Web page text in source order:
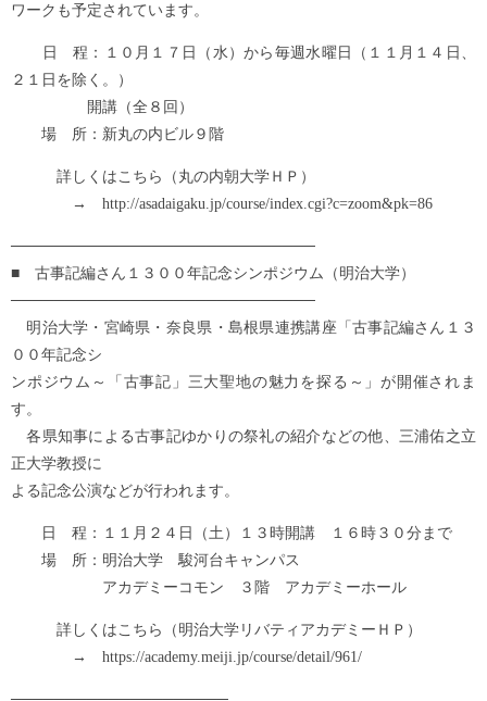
ワークも予定されています。
日 程：１０月１７日（水）から毎週水曜日（１１月１４日、
２１日を除く。）
開講（全８回）
場 所：新丸の内ビル９階
詳しくはこちら（丸の内朝大学ＨＰ）
→ http://asadaigaku.jp/course/index.cgi?c=zoom&pk=86
────────────────────────────
■ 古事記編さん１３００年記念シンポジウム（明治大学）
────────────────────────────
明治大学・宮崎県・奈良県・島根県連携講座「古事記編さん１３
００年記念シ
ンポジウム～「古事記」三大聖地の魅力を探る～」が開催されま
す。
各県知事による古事記ゆかりの祭礼の紹介などの他、三浦佑之立
正大学教授に
よる記念公演などが行われます。
日 程：１１月２４日（土）１３時開講 １６時３０分まで
場 所：明治大学 駿河台キャンパス
アカデミーコモン ３階 アカデミーホール
詳しくはこちら（明治大学リバティアカデミーＨＰ）
→ https://academy.meiji.jp/course/detail/961/